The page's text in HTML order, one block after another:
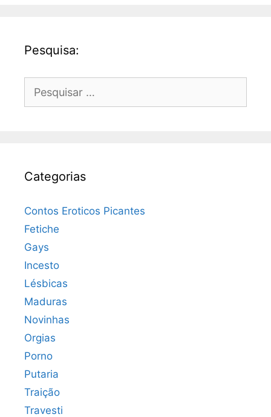
Pesquisa:
por:
Categorias
Contos Eroticos Picantes
Fetiche
Gays
Incesto
Lésbicas
Maduras
Novinhas
Orgias
Porno
Putaria
Traição
Travesti